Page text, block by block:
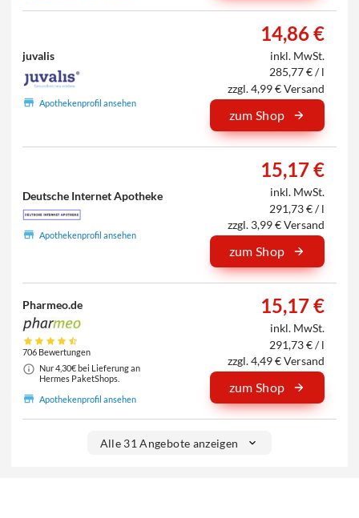
juvalis
Apothekenprofil ansehen
14,86 €
inkl. MwSt.
285,77 € / l
zzgl. 4,99 € Versand
zum Shop
Deutsche Internet Apotheke
Apothekenprofil ansehen
15,17 €
inkl. MwSt.
291,73 € / l
zzgl. 3,99 € Versand
zum Shop
Pharmeo.de
706 Bewertungen
Nur 4,30€ bei Lieferung an
Hermes PaketShops.
Apothekenprofil ansehen
15,17 €
inkl. MwSt.
291,73 € / l
zzgl. 4,49 € Versand
zum Shop
Alle 31 Angebote anzeigen